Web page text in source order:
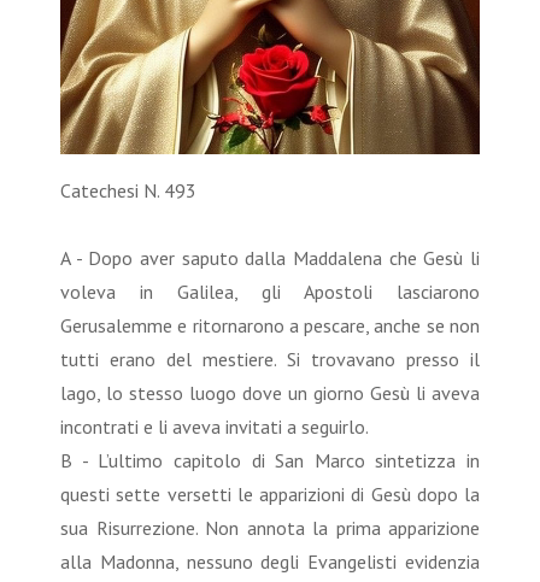
Catechesi N. 493
A - Dopo aver saputo dalla Maddalena che Gesù li
voleva in Galilea, gli Apostoli lasciarono
Gerusalemme e ritornarono a pescare, anche se non
tutti erano del mestiere. Si trovavano presso il
lago, lo stesso luogo dove un giorno Gesù li aveva
incontrati e li aveva invitati a seguirlo.
B - L’ultimo capitolo di San Marco sintetizza in
questi sette versetti le apparizioni di Gesù dopo la
sua Risurrezione. Non annota la prima apparizione
alla Madonna, nessuno degli Evangelisti evidenzia